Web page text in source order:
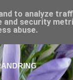
to analyze
and security
abuse.